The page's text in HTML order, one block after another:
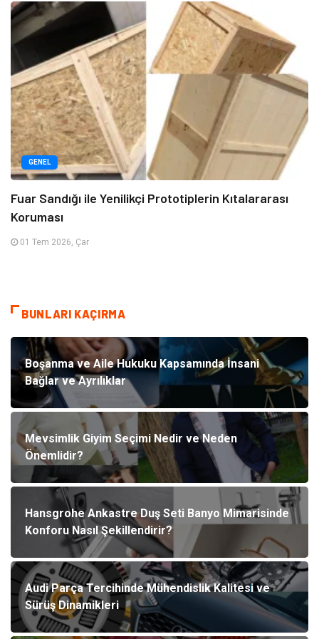
GENEL
Fuar Sandığı ile Yenilikçi Prototiplerin Kıtalararası
Koruması
01 Tem 2026, Çar
BUNLARI KAÇIRMA
Boşanma ve Aile Hukuku Kapsamında İnsani
Bağlar ve Ayrılıklar
Mevsimlik Giyim Seçimi Nedir ve Neden
Önemlidir?
Hansgrohe Ankastre Duş Seti Banyo Mimarisinde
Konforu Nasıl Şekillendirir?
Audi Parça Tercihinde Mühendislik Kalitesi ve
Sürüş Dinamikleri